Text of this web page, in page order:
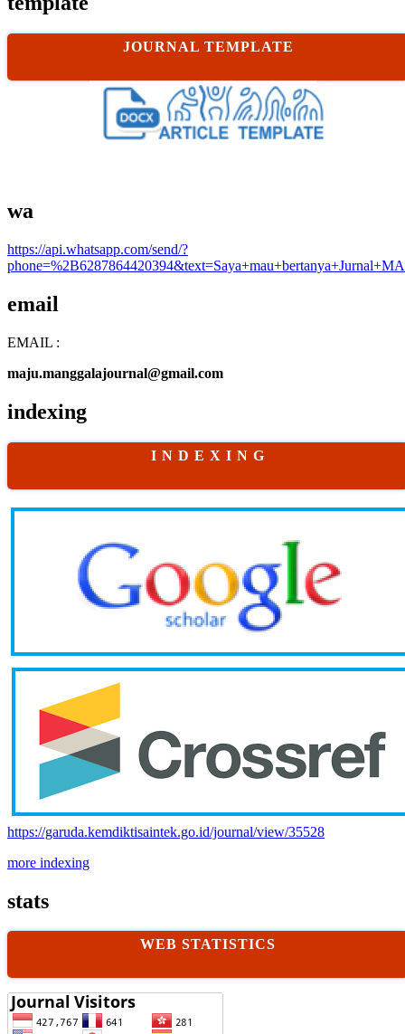
JOURNAL TEMPLATE
wa
https://api.whatsapp.com/send/?
email
EMAIL :
maju.manggalajournal@gmail.com
indexing
I N D E X I N G
https://garuda.kemdiktisaintek.go.id/journal/view/35528
more indexing
stats
WEB STATISTICS